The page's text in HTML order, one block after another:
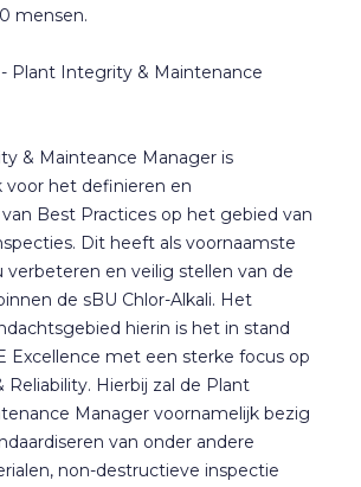
mensen.
Plant Integrity & Maintenance
& Mainteance Manager is
voor het definieren en
Best Practices op het gebied van
Dit heeft als voornaamste
verbeteren en veilig stellen van de
de sBU Chlor-Alkali. Het
hierin is het in stand
Excellence met een sterke focus op
Hierbij zal de Plant
Manager voornamelijk bezig
van onder andere
non-destructieve inspectie